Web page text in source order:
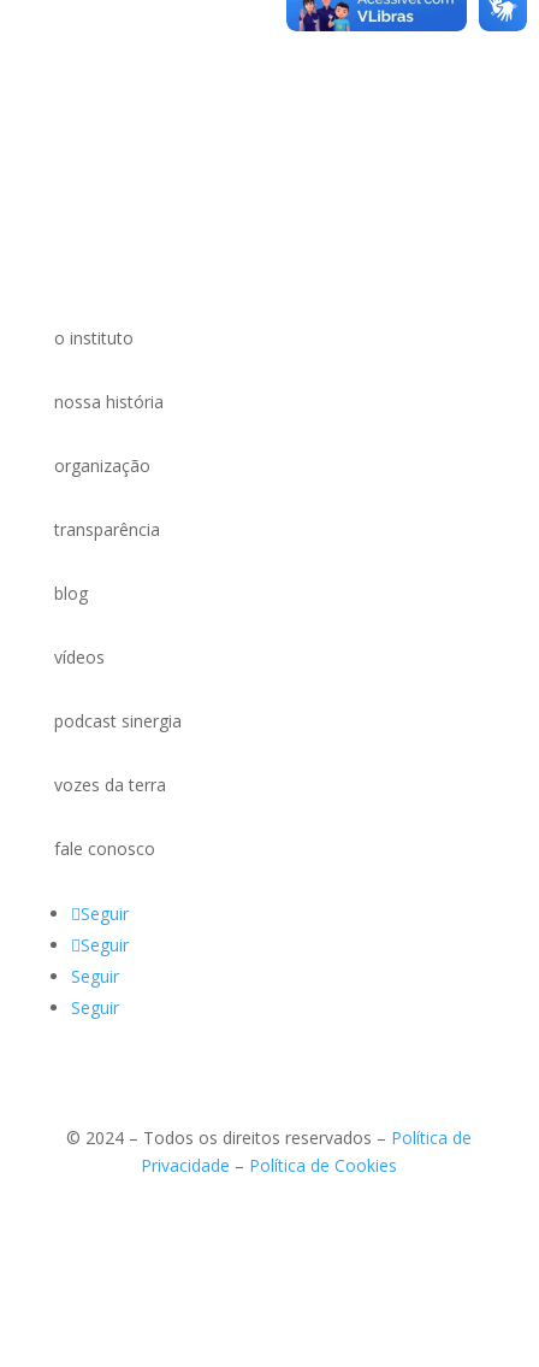
o instituto
nossa história
organização
transparência
blog
vídeos
podcast sinergia
vozes da terra
fale conosco
Seguir
Seguir
Seguir
Seguir
© 2024 – Todos os direitos reservados – Política de
Privacidade – Política de Cookies